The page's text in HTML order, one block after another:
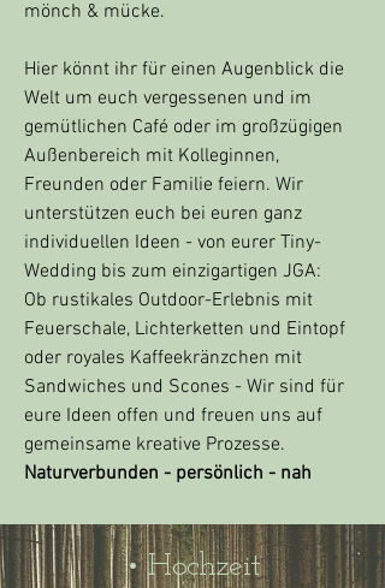
mönch & mücke.
Hier könnt ihr für einen Augenblick die
Welt um euch vergessenen und im
gemütlichen Café oder im großzügigen
Außenbereich mit Kolleginnen,
Freunden oder Familie feiern. Wir
unterstützen euch bei euren ganz
individuellen Ideen - von eurer Tiny-
Wedding bis zum einzigartigen JGA:
Ob rustikales Outdoor-Erlebnis mit
Feuerschale, Lichterketten und Eintopf
oder royales Kaffeekränzchen mit
Sandwiches und Scones - Wir sind für
eure Ideen offen und freuen uns auf
gemeinsame kreative Prozesse.
Naturverbunden - persönlich - nah
• Hochzeit